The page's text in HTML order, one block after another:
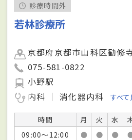
診療時間外
若林診療所
京都府京都市山科区勧修
075-581-0822
小野駅
内科
消化器内科 すべて
時間 月 火 水
09:00～12:00
● ● ●